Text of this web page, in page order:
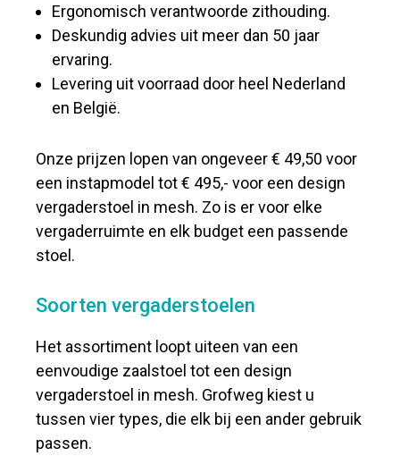
Ergonomisch verantwoorde zithouding.
Deskundig advies uit meer dan 50 jaar
ervaring.
Levering uit voorraad door heel Nederland
en België.
Onze prijzen lopen van ongeveer € 49,50 voor
een instapmodel tot € 495,- voor een design
vergaderstoel in mesh. Zo is er voor elke
vergaderruimte en elk budget een passende
stoel.
Soorten vergaderstoelen
Het assortiment loopt uiteen van een
eenvoudige zaalstoel tot een design
vergaderstoel in mesh. Grofweg kiest u
tussen vier types, die elk bij een ander gebruik
passen.